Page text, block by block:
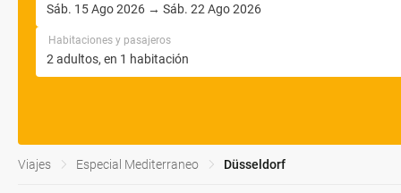
Habitaciones y pasajeros
Viajes Especial Mediterraneo Düsseldorf